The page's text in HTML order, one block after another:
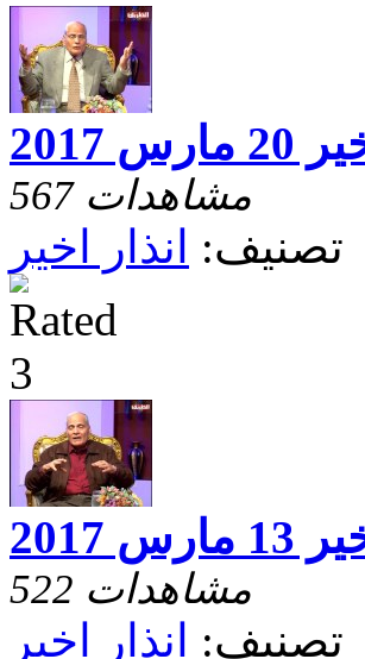
2017
567 مشاهدات
تصنيف: انذار اخير
2017
522 مشاهدات
تصنيف: انذار اخير